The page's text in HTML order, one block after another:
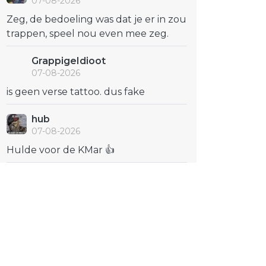
Zeg, de bedoeling was dat je er in zou
trappen, speel nou even mee zeg.
GrappigeIdioot
07-08-2026
is geen verse tattoo. dus fake
hub
07-08-2026
Hulde voor de KMar 👍